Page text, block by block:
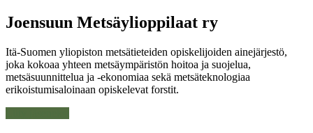
Joensuun Metsäylioppilaat ry
Itä-Suomen yliopiston metsätieteiden opiskelijoiden ainejärjestö,
joka kokoaa yhteen metsäympäristön hoitoa ja suojelua,
metsäsuunnittelua ja -ekonomiaa sekä metsäteknologiaa
erikoistumisaloinaan opiskelevat forstit.